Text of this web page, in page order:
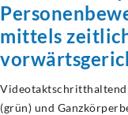
mittels
(grün) und